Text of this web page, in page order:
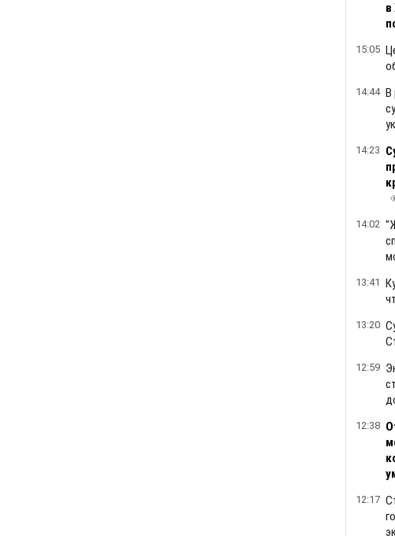
в
15:05
14:44 В
14:23
14:02
13:41
13:20
12:59
12:38
12:17